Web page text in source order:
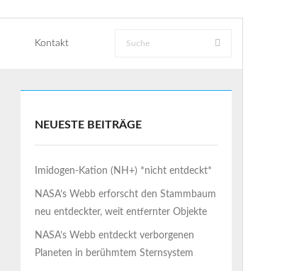
Kontakt
NEUESTE BEITRÄGE
Imidogen-Kation (NH+) *nicht entdeckt*
NASA’s Webb erforscht den Stammbaum
neu entdeckter, weit entfernter Objekte
NASA’s Webb entdeckt verborgenen
Planeten in berühmtem Sternsystem